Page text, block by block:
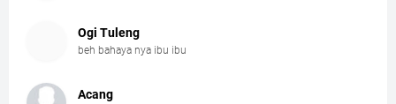
Ogi Tuleng
beh bahaya nya ibu ibu
Acang